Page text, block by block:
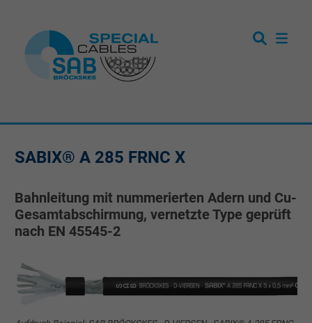
SABIX® A 285 FRNC X
Bahnleitung mit nummerierten Adern und Cu-
Gesamtabschirmung, vernetzte Type geprüft
nach EN 45545-2